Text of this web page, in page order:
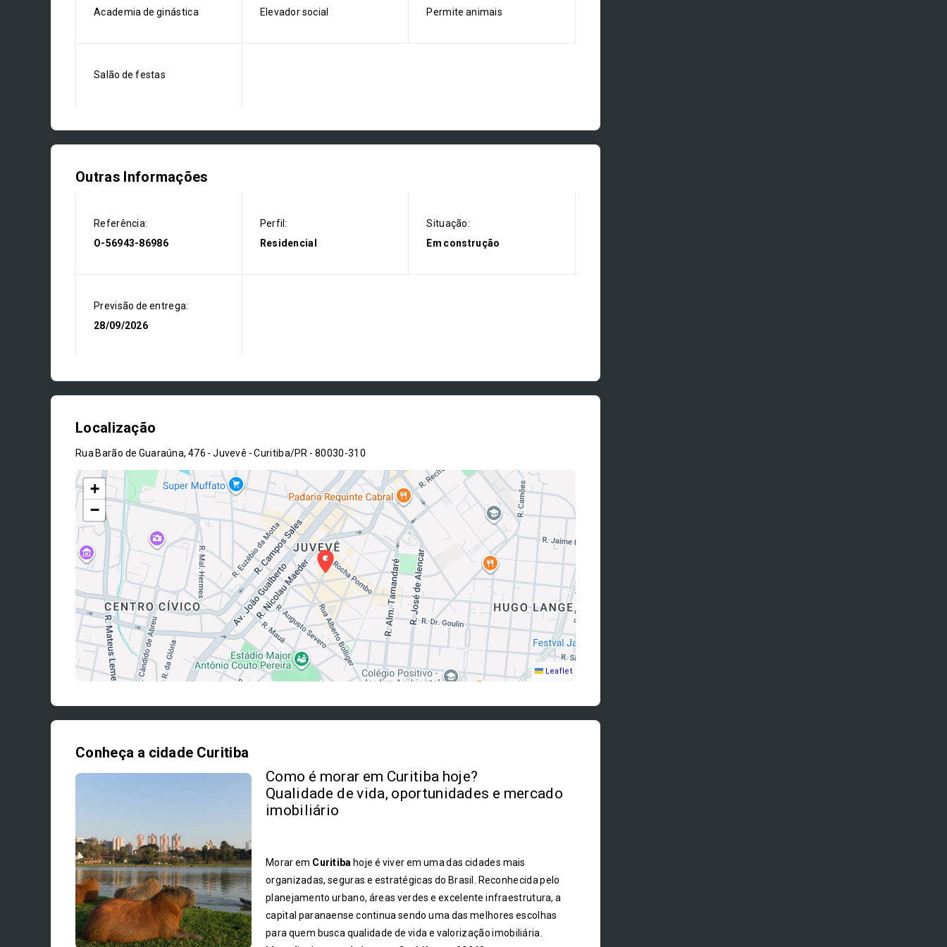
Academia de ginástica Elevador social Permite animais
Salão de festas
Outras Informações
Referência:
O-56943-86986
Perfil:
Residencial
Situação:
Em construção
Previsão de entrega:
28/09/2026
Localização
Rua Barão de Guaraúna, 476 - Juvevê - Curitiba/PR - 80030-310
+
−
Leaflet
Conheça a cidade Curitiba
Como é morar em Curitiba hoje?
Qualidade de vida, oportunidades e mercado
imobiliário
Morar em Curitiba hoje é viver em uma das cidades mais
organizadas, seguras e estratégicas do Brasil. Reconhecida pelo
planejamento urbano, áreas verdes e excelente infraestrutura, a
capital paranaense continua sendo uma das melhores escolhas
para quem busca qualidade de vida e valorização imobiliária.